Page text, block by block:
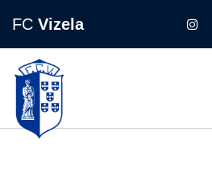
FC Vizela